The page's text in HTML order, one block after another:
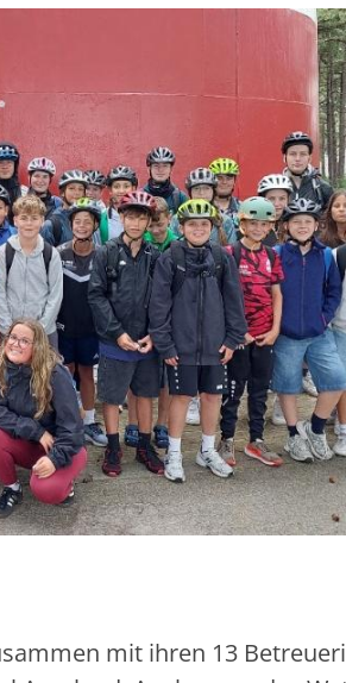
mit ihren 13